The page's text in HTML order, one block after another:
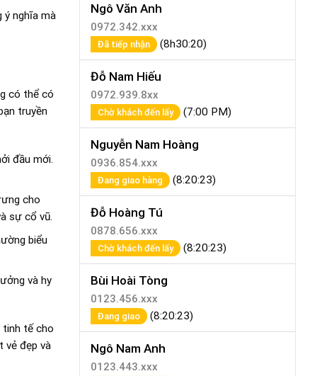
ý nghĩa mà
có thể có
truyền
đầu mới.
cho
sự cổ vũ.
biểu
và hy
tinh tế cho
vẻ đẹp và
Ngô Văn Anh
0972.342.xxx
Đã tiếp nhận (8h30:20)
Đỗ Nam Hiếu
0972.939.8xx
Chờ khách đến lấy (7:00 PM)
Nguyễn Nam Hoàng
0936.854.xxx
Đang giao hàng (8:20:23)
Đỗ Hoàng Tú
0878.656.xxx
Chờ khách đến lấy (8:20:23)
Bùi Hoài Tòng
0123.456.xxx
Đang giao (8:20:23)
Ngô Nam Anh
0123.443.xxx